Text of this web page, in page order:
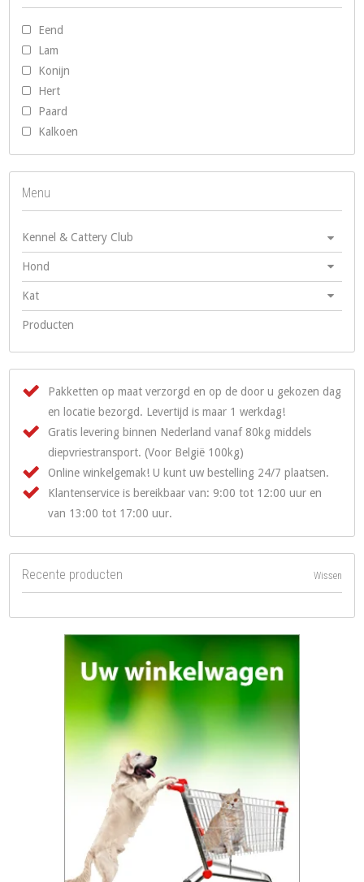
Eend
Lam
Konijn
Hert
Paard
Kalkoen
Menu
Kennel & Cattery Club
Hond
Kat
Producten
Pakketten op maat verzorgd en op de door u gekozen dag
en locatie bezorgd. Levertijd is maar 1 werkdag!
Gratis levering binnen Nederland vanaf 80kg middels
diepvriestransport. (Voor België 100kg)
Online winkelgemak! U kunt uw bestelling 24/7 plaatsen.
Klantenservice is bereikbaar van: 9:00 tot 12:00 uur en
van 13:00 tot 17:00 uur.
Recente producten Wissen